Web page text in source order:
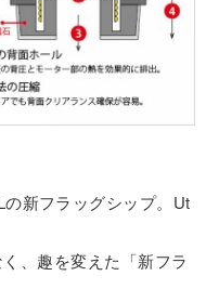
新フラッグシップ。Ut
、趣を変えた「新フラ